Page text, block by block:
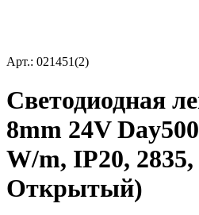
Арт.: 021451(2)
Светодиодная
8mm 24V
W/m, IP20,
Открытый)